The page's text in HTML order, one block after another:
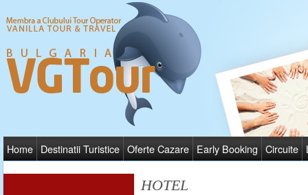
Home Destinatii Turistice Oferte Cazare Early Booking Circuite
HOTEL